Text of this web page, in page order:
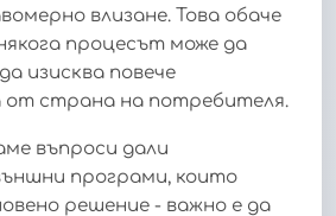
влизане. Това обаче
процесът може да
изисква повече
от страна на потребителя.
въпроси дали
програми, които
решение - важно е да